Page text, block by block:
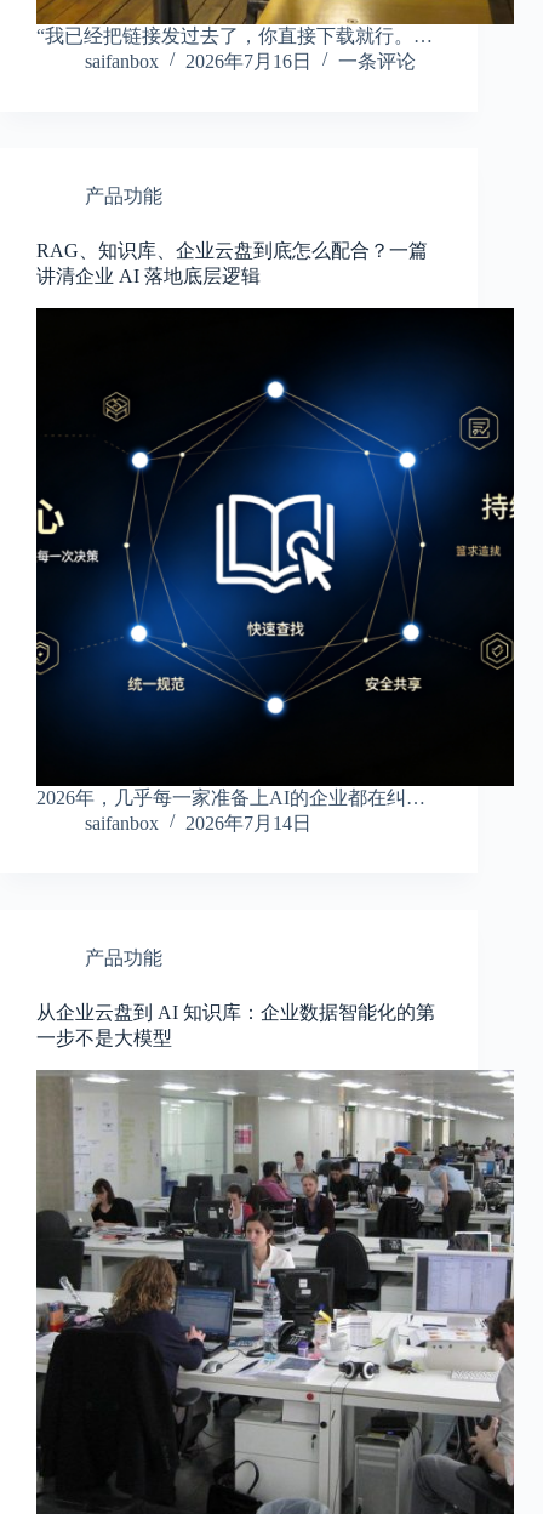
“我已经把链接发过去了，你直接下载就行。…
saifanbox
2026年7月16日 一条评论
产品功能
RAG、知识库、企业云盘到底怎么配合？一篇
讲清企业 AI 落地底层逻辑
2026年，几乎每一家准备上AI的企业都在纠…
saifanbox
2026年7月14日
产品功能
从企业云盘到 AI 知识库：企业数据智能化的第
一步不是大模型